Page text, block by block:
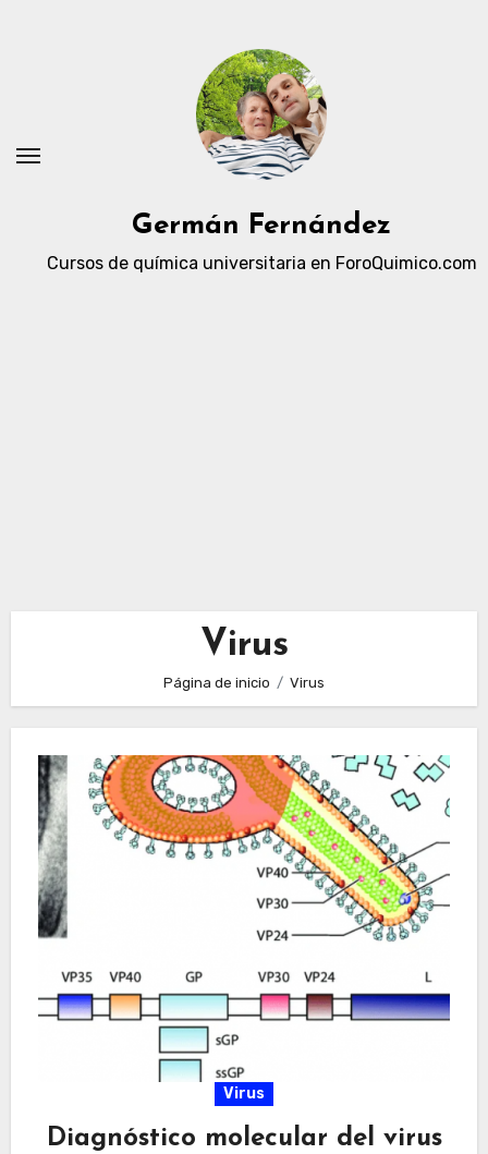
Germán Fernández
Cursos de química universitaria en ForoQuimico.com
Virus
Página de inicio Virus
Virus
Diagnóstico molecular del virus